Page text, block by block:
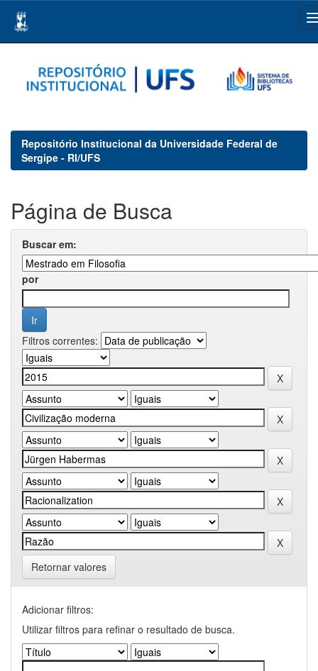
navigation
Repositório Institucional da Universidade Federal de
Sergipe - RI/UFS
Página de Busca
Buscar em:
por
Filtros correntes:
Retornar valores
Adicionar filtros:
Utilizar filtros para refinar o resultado de busca.